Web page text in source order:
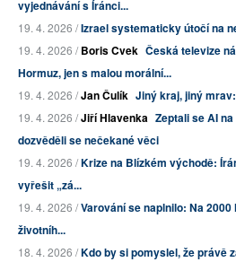
vyjednávání s Íránci...
19. 4. 2026 /Izrael systematicky útočí na
19. 4. 2026 /Boris Cvek Česká televize
Hormuz, jen s malou morální...
19. 4. 2026 /Jan Čulík Jiný kraj, jiný
19. 4. 2026 /Jiří Hlavenka Zeptali se AI
dozvěděli se nečekané věci
19. 4. 2026 /Krize na Blízkém východě:
vyřešit „zá...
19. 4. 2026 /Varování se naplnilo: Na
životníh...
18. 4. 2026 /Kdo by si pomyslel, že právě